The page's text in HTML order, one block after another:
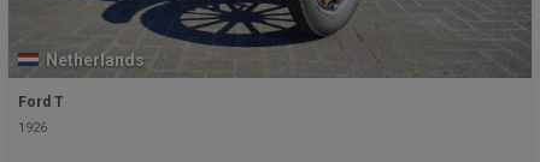
Netherlands
Ford T
1926